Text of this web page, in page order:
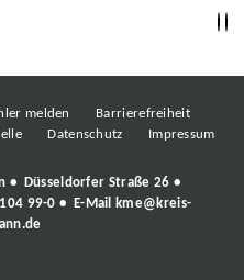
melden
Barrierefreiheit
Datenschutz Impressum
• Düsseldorfer Straße 26 •
99-0 • E-Mail
kme@kreis-